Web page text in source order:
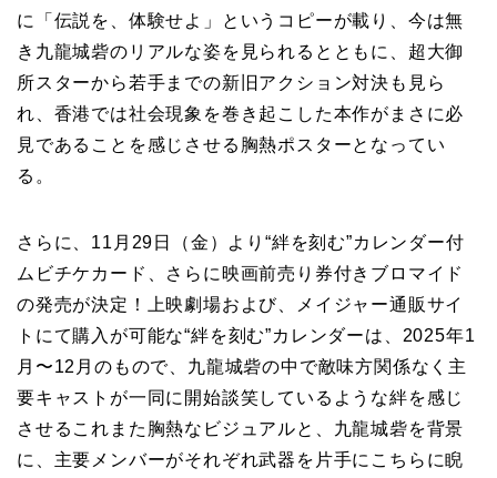
に「伝説を、体験せよ」というコピーが載り、今は無
き九龍城砦のリアルな姿を見られるとともに、超大御
所スターから若手までの新旧アクション対決も見ら
れ、香港では社会現象を巻き起こした本作がまさに必
見であることを感じさせる胸熱ポスターとなってい
る。
さらに、11月29日（金）より“絆を刻む”カレンダー付
ムビチケカード、さらに映画前売り券付きブロマイド
の発売が決定！上映劇場および、メイジャー通販サイ
トにて購入が可能な“絆を刻む”カレンダーは、2025年1
月〜12月のもので、九龍城砦の中で敵味方関係なく主
要キャストが一同に開始談笑しているような絆を感じ
させるこれまた胸熱なビジュアルと、九龍城砦を背景
に、主要メンバーがそれぞれ武器を片手にこちらに睨